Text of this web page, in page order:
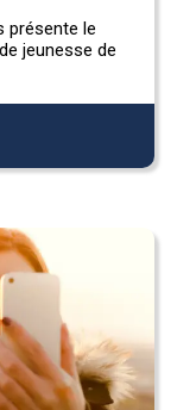
présente le
jeunesse de